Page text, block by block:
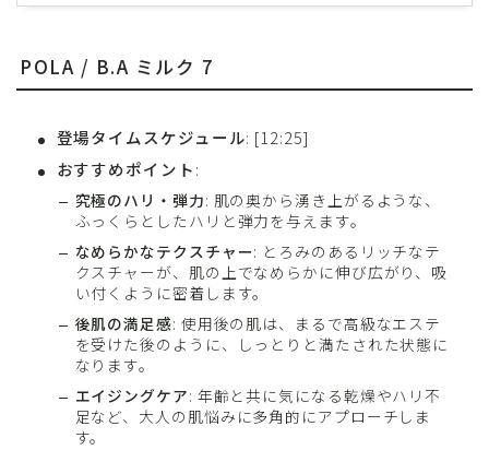
POLA / B.A ミルク 7
登場タイムスケジュール: [12:25]
おすすめポイント:
究極のハリ・弾力: 肌の奥から湧き上がるような、
ふっくらとしたハリと弾力を与えます。
なめらかなテクスチャー: とろみのあるリッチなテ
クスチャーが、肌の上でなめらかに伸び広がり、吸
い付くように密着します。
後肌の満足感: 使用後の肌は、まるで高級なエステ
を受けた後のように、しっとりと満たされた状態に
なります。
エイジングケア: 年齢と共に気になる乾燥やハリ不
足など、大人の肌悩みに多角的にアプローチしま
す。